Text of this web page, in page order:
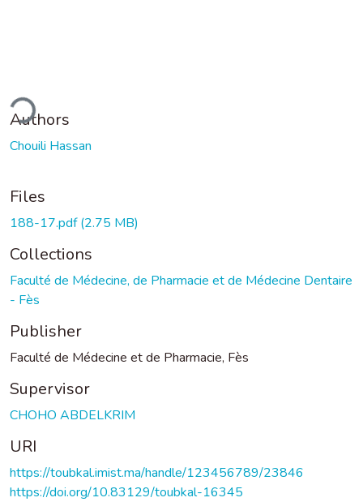
Authors
Chouili Hassan
Files
188-17.pdf(2.75 MB)
Collections
Faculté de Médecine, de Pharmacie et de Médecine Dentaire
- Fès
Publisher
Faculté de Médecine et de Pharmacie, Fès
Supervisor
CHOHO ABDELKRIM
URI
https://toubkal.imist.ma/handle/123456789/23846
https://doi.org/10.83129/toubkal-16345